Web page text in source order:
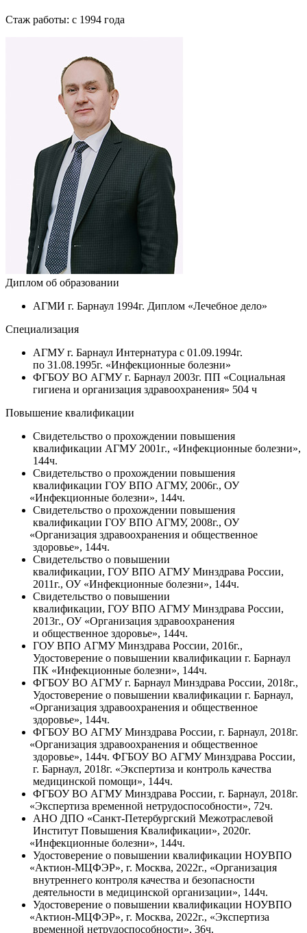
Стаж работы: с 1994 года
Диплом об образовании
АГМИ г. Барнаул 1994г. Диплом «Лечебное дело»
Специализация
АГМУ г. Барнаул Интернатура с 01.09.1994г.
по 31.08.1995г. «Инфекционные болезни»
ФГБОУ ВО АГМУ г. Барнаул 2003г. ПП «Социальная
гигиена и организация здравоохранения» 504 ч
Повышение квалификации
Свидетельство о прохождении повышения
квалификации АГМУ 2001г., «Инфекционные болезни»,
144ч.
Свидетельство о прохождении повышения
квалификации ГОУ ВПО АГМУ, 2006г., ОУ
«Инфекционные болезни», 144ч.
Свидетельство о прохождении повышения
квалификации ГОУ ВПО АГМУ, 2008г., ОУ
«Организация здравоохранения и общественное
здоровье», 144ч.
Свидетельство о повышении
квалификации, ГОУ ВПО АГМУ Минздрава России,
2011г., ОУ «Инфекционные болезни», 144ч.
Свидетельство о повышении
квалификации, ГОУ ВПО АГМУ Минздрава России,
2013г., ОУ «Организация здравоохранения
и общественное здоровье», 144ч.
ГОУ ВПО АГМУ Минздрава России, 2016г.,
Удостоверение о повышении квалификации г. Барнаул
ПК «Инфекционные болезни», 144ч.
ФГБОУ ВО АГМУ г. Барнаул Минздрава России, 2018г.,
Удостоверение о повышении квалификации г. Барнаул,
«Организация здравоохранения и общественное
здоровье», 144ч.
ФГБОУ ВО АГМУ Минздрава России, г. Барнаул, 2018г.
«Организация здравоохранения и общественное
здоровье», 144ч. ФГБОУ ВО АГМУ Минздрава России,
г. Барнаул, 2018г. «Экспертиза и контроль качества
медицинской помощи», 144ч.
ФГБОУ ВО АГМУ Минздрава России, г. Барнаул, 2018г.
«Экспертиза временной нетрудоспособности», 72ч.
АНО ДПО «Санкт-Петербургский Межотраслевой
Институт Повышения Квалификации», 2020г.
«Инфекционные болезни», 144ч.
Удостоверение о повышении квалификации НОУВПО
«Актион-МЦФЭР», г. Москва, 2022г., «Организация
внутреннего контроля качества и безопасности
деятельности в медицинской организации», 144ч.
Удостоверение о повышении квалификации НОУВПО
«Актион-МЦФЭР», г. Москва, 2022г., «Экспертиза
временной нетрудоспособности», 36ч.